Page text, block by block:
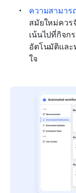
ความสามาร
สมัยใหม่ควร
เน้นไปที่กิจก
อัตโนมัติและ
ใจ